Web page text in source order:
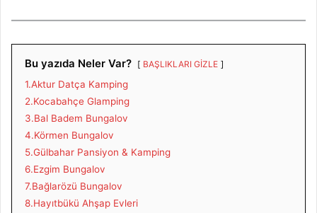
Bu yazıda Neler Var? BAŞLIKLARI GİZLE
1.Aktur Datça Kamping
2.Kocabahçe Glamping
3.Bal Badem Bungalov
4.Körmen Bungalov
5.Gülbahar Pansiyon & Kamping
6.Ezgim Bungalov
7.Bağlarözü Bungalov
8.Hayıtbükü Ahşap Evleri